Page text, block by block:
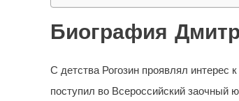
Биография
С детства Рогозин проявлял
поступил во Всероссийский заочный